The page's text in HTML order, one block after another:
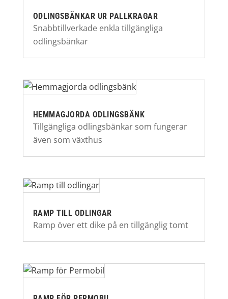
ODLINGSBÄNKAR UR PALLKRAGAR
Snabbtillverkade enkla tillgängliga
odlingsbänkar
HEMMAGJORDA ODLINGSBÄNK
Tillgängliga odlingsbänkar som fungerar
även som växthus
RAMP TILL ODLINGAR
Ramp över ett dike på en tillgänglig tomt